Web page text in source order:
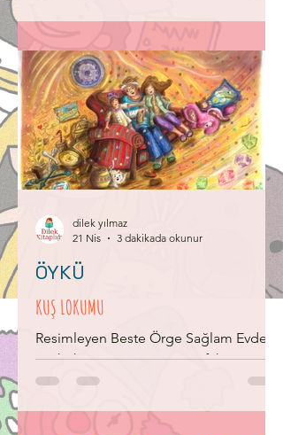
bayramımız bu olacak. Çocuklar gelsin,
dünyanın her yerinden. Kimi
İspanya’dan Hindistan’dan, kimi
Yemen’den. Üzülmesin uzakta kalanlar,
ellerini bize uzatsınlar. Kardeşlik, aynı
anne babadan doğmak mı sence? Aynı
dili bile konuşmak değil belki de.
karşındakinin gözlerinin taa
KUŞ LOKUMU
Resimleyen Beste Örge Sağlam Evde
süt kokusu var. Annem mutfakta
kahvaltı hazırlıyor. Bu sabah yataktan
ÖYKÜ
dilek yılmaz
21 Nis
3 dakikada okunur